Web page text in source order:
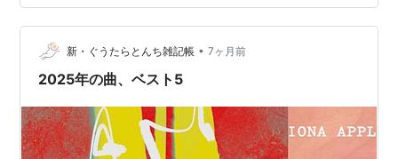
メディア:CD
この商品を含むブログ (4件) を見る
HOTEL DESTRUCTION TOUR EP | LessThanTV
最高のポップスという意味を込めたアルバムにしたとい
う。全曲歌が入っているのは初めてとのこと。Kan
Sano（カン・サノ、1983年8月6日 - ） 兵庫県出身 両親
の離婚により、11歳から金沢で暮らす。 お父さんはミュ
新・ぐうたらとんち雑記帳 • 7ヶ月前
2025年の曲、ベスト5